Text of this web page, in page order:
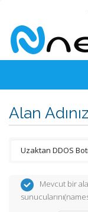
Alan
Mevcut bir